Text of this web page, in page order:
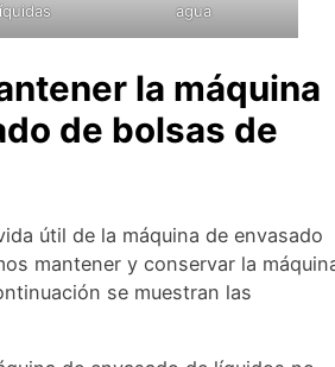
agua
la máquina
de bolsas de
útil de la máquina de envasado
mantener y conservar la
se muestran las